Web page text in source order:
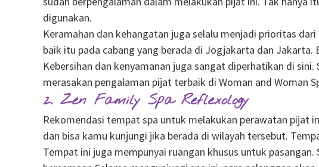
digunakan.
Keramahan dan kehangatan juga selalu menjadi prioritas
baik itu pada cabang yang berada di Jogjakarta dan
Kebersihan dan kenyamanan juga sangat diperhatikan di
merasakan pengalaman pijat terbaik di Woman and Woman
2. Zen Family Spa Reflexology
Rekomendasi tempat spa untuk melakukan perawatan pijat
dan bisa kamu kunjungi jika berada di wilayah tersebut.
Tempat ini juga mempunyai ruangan khusus untuk